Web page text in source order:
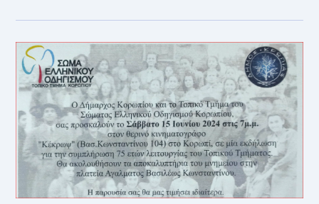
ΔΗΜΆΡΧΟΥ
ΔΗΜΗΤΡΊΟΥ
ΚΙΟΎΣΗ
ΚΑΙ
ΑΝΤΙΔΗΜΆΡΧΟΥ
ΑΘΛΗΤΙΣΜΟΎ
ΣΠΥΡΊΔΩΝΟΣ
ΛΆΜΠΡΟΥ
ΓΙΑ
ΕΠΙΤΥΧΊΕΣ
ΑΘΛΗΤΏΝ
ΣΤΟ
ΚICKBOXING
ΚΑΙ
ΣΤΗΝ
ΠΟΔΗΛΑΣΊΑ